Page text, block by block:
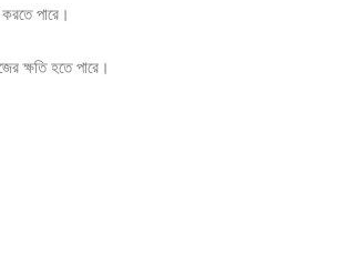
পারে।
ক্ষতি হতে পারে।